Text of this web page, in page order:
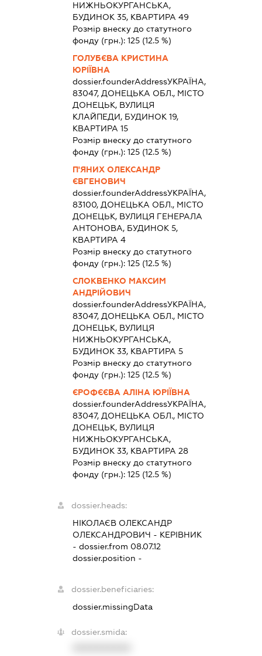
НИЖНЬОКУРГАНСЬКА,
БУДИНОК 35, КВАРТИРА 49
Розмір внеску до статутного
фонду (грн.):125 (12.5 %)
ГОЛУБЄВА КРИСТИНА
ЮРІЇВНА
dossier.founderAddressУКРАЇНА,
83047, ДОНЕЦЬКА ОБЛ., МІСТО
ДОНЕЦЬК, ВУЛИЦЯ
КЛАЙПЕДИ, БУДИНОК 19,
КВАРТИРА 15
Розмір внеску до статутного
фонду (грн.):125 (12.5 %)
П'ЯНИХ ОЛЕКСАНДР
ЄВГЕНОВИЧ
dossier.founderAddressУКРАЇНА,
83100, ДОНЕЦЬКА ОБЛ., МІСТО
ДОНЕЦЬК, ВУЛИЦЯ ГЕНЕРАЛА
АНТОНОВА, БУДИНОК 5,
КВАРТИРА 4
Розмір внеску до статутного
фонду (грн.):125 (12.5 %)
СЛОКВЕНКО МАКСИМ
АНДРІЙОВИЧ
dossier.founderAddressУКРАЇНА,
83047, ДОНЕЦЬКА ОБЛ., МІСТО
ДОНЕЦЬК, ВУЛИЦЯ
НИЖНЬОКУРГАНСЬКА,
БУДИНОК 33, КВАРТИРА 5
Розмір внеску до статутного
фонду (грн.):125 (12.5 %)
ЄРОФЄЄВА АЛІНА ЮРІЇВНА
dossier.founderAddressУКРАЇНА,
83047, ДОНЕЦЬКА ОБЛ., МІСТО
ДОНЕЦЬК, ВУЛИЦЯ
НИЖНЬОКУРГАНСЬКА,
БУДИНОК 33, КВАРТИРА 28
Розмір внеску до статутного
фонду (грн.):125 (12.5 %)
dossier.heads:
НІКОЛАЄВ ОЛЕКСАНДР
ОЛЕКСАНДРОВИЧ - КЕРІВНИК
- dossier.from 08.07.12
dossier.position -
dossier.beneficiaries:
dossier.missingData
dossier.smida: